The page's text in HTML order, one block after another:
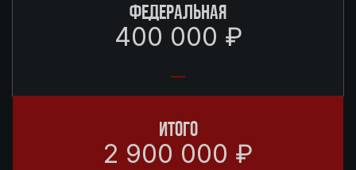
ФЕДЕРАЛЬНАЯ
400 000 ₽
ИТОГО
2 900 000 ₽